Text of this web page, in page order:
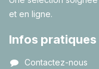
et en ligne.
Infos pratiques
Contactez-nous